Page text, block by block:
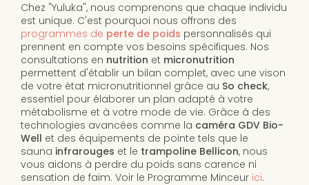
Chez "Yuluka", nous comprenons que chaque individu
est unique. C'est pourquoi nous offrons des
programmes de perte de poids personnalisés qui
prennent en compte vos besoins spécifiques. Nos
consultations en nutrition et micronutrition
permettent d'établir un bilan complet, avec une vison
de votre état micronutritionnel grâce au So check,
essentiel pour élaborer un plan adapté à votre
métabolisme et à votre mode de vie. Grâce à des
technologies avancées comme la caméra GDV Bio-
Well et des équipements de pointe tels que le
sauna infrarouges et le trampoline Bellicon, nous
vous aidons à perdre du poids sans carence ni
sensation de faim. Voir le Programme Minceur ici.